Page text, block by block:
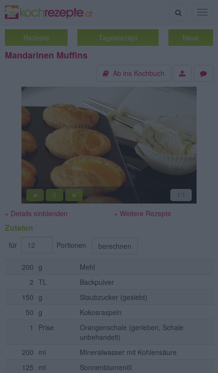
Suche
Rezepte Tagesrezept Neue
Mandarinen Muffins
Ab ins Kochbuch
« || » 1 /1
» Details einblenden » Weitere Rezepte
Zutaten
für Portionen berechnen
200 g
Mehl
2 TL
Backpulver
150 g Staubzucker (gesiebt)
50 g
Kokosraspeln
1
Prise Orangenschale (gerieben, Schale
unbehandelt)
200 ml
Mineralwasser mit Kohlensäure
125 ml
Sonnenblumenöl